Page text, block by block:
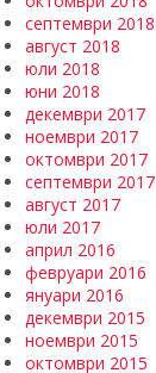
септември 2018
август 2018
юли 2018
юни 2018
декември 2017
ноември 2017
октомври 2017
септември 2017
август 2017
юли 2017
април 2016
февруари 2016
януари 2016
декември 2015
ноември 2015
октомври 2015